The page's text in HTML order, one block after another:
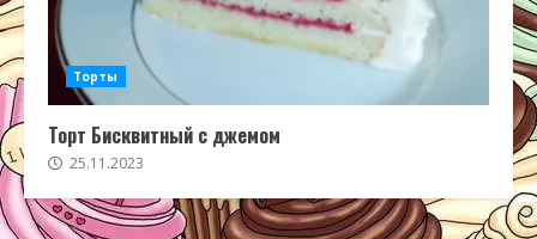
Торты
Торт Бисквитный с джемом
25.11.2023